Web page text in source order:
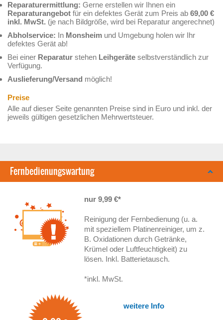
Reparaturermittlung: Gerne erstellen wir Ihnen ein
Reparaturangebot für ein defektes Gerät zum Preis ab 69,00 €
inkl. MwSt. (je nach Bildgröße, wird bei Reparatur angerechnet)
Abholservice: In Monsheim und Umgebung holen wir Ihr
defektes Gerät ab!
Bei einer Reparatur stehen Leihgeräte selbstverständlich zur
Verfügung.
Auslieferung/Versand möglich!
Preise
Alle auf dieser Seite genannten Preise sind in Euro und inkl. der
jeweils gültigen gesetzlichen Mehrwertsteuer.
Fernbedienungswartung
nur 9,99 €*
Reinigung der Fernbedienung (u. a.
mit speziellem Platinenreiniger, um z.
B. Oxidationen durch Getränke,
Krümel oder Luftfeuchtigkeit) zu
lösen. Inkl. Batterietausch.
*inkl. MwSt.
weitere Info